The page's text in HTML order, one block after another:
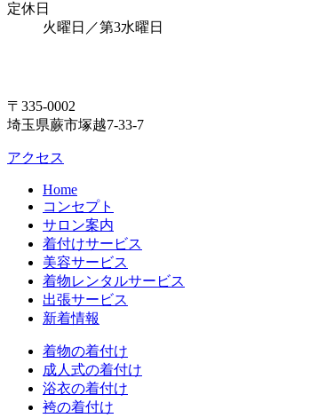
定休日
火曜日／第3水曜日
〒335-0002
埼玉県蕨市塚越7-33-7
アクセス
Home
コンセプト
サロン案内
着付けサービス
美容サービス
着物レンタルサービス
出張サービス
新着情報
着物の着付け
成人式の着付け
浴衣の着付け
袴の着付け